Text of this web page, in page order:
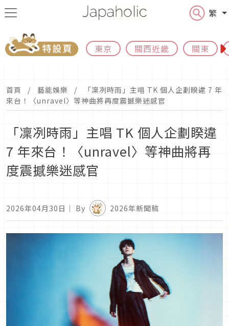
繁
東京 關西近畿 關東
首頁 藝能娛樂
「凜冽時雨」主唱 TK 個人企劃睽違 7 年
來台！〈unravel〉等神曲將再度震撼樂迷感官
「凜冽時雨」主唱 TK 個人企劃睽違
7 年來台！〈unravel〉等神曲將再
度震撼樂迷感官
2026年04月30日 ｜ By 2026年新聞稿